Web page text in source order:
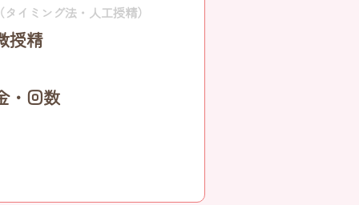
タイミング法・人工授精）
授精
・回数